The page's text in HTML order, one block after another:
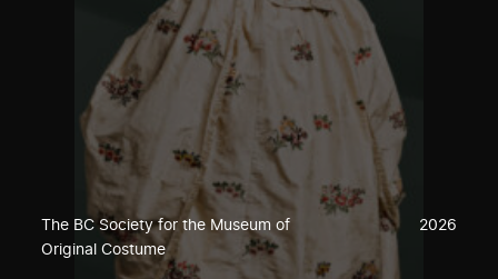
The BC Society for the Museum of
Original Costume
2026